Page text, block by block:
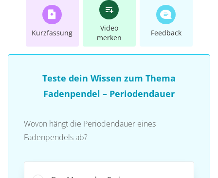
Kurzfassung
Video
merken
Feedback
Teste dein Wissen zum Thema
Fadenpendel – Periodendauer
Wovon hängt die Periodendauer eines
Fadenpendels ab?